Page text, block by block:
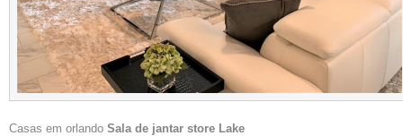
Casas em orlando Sala de jantar store Lake